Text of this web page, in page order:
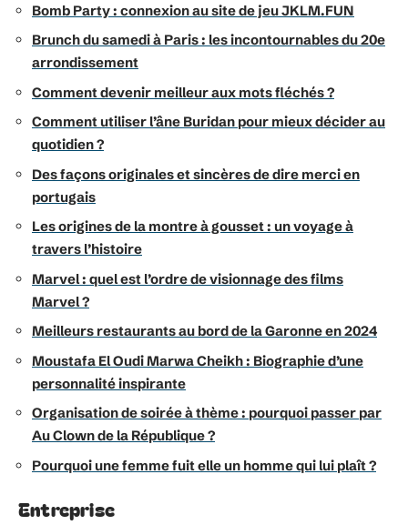
Bomb Party : connexion au site de jeu JKLM.FUN
Brunch du samedi à Paris : les incontournables du 20e
arrondissement
Comment devenir meilleur aux mots fléchés ?
Comment utiliser l’âne Buridan pour mieux décider au
quotidien ?
Des façons originales et sincères de dire merci en
portugais
Les origines de la montre à gousset : un voyage à
travers l’histoire
Marvel : quel est l’ordre de visionnage des films
Marvel ?
Meilleurs restaurants au bord de la Garonne en 2024
Moustafa El Oudi Marwa Cheikh : Biographie d’une
personnalité inspirante
Organisation de soirée à thème : pourquoi passer par
Au Clown de la République ?
Pourquoi une femme fuit elle un homme qui lui plaît ?
Entreprise